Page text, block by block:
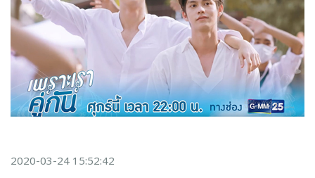
2020-03-24 15:52:42